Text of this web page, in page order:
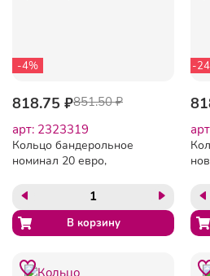
-4%
818.75 ₽851.50 ₽
арт: 2323319
Кольцо бандерольное
номинал 20 евро,
-